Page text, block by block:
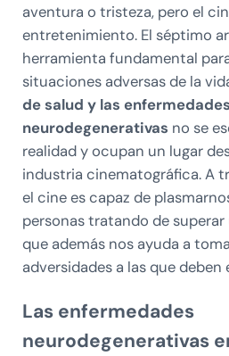
aventura o tristeza, pero el
entretenimiento. El séptimo
herramienta fundamental
situaciones adversas de la
de salud y las enfermedades
neurodegenerativas no se
realidad y ocupan un lugar
industria cinematográfica. A
el cine es capaz de
personas tratando de
que además nos ayuda a
adversidades a las que deben
Las enfermedades
neurodegenerativas